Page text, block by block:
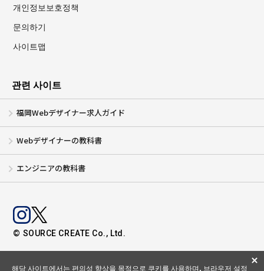
개인정보보호정책
문의하기
사이트맵
관련 사이트
福岡Webデザイナー求人ガイド
Webデザイナーの教科書
エンジニアの教科書
© SOURCE CREATE Co., Ltd.
해당 사이트에서는 편의성 향상을 목적으로 쿠키를 사용하며, 브라우저 설정